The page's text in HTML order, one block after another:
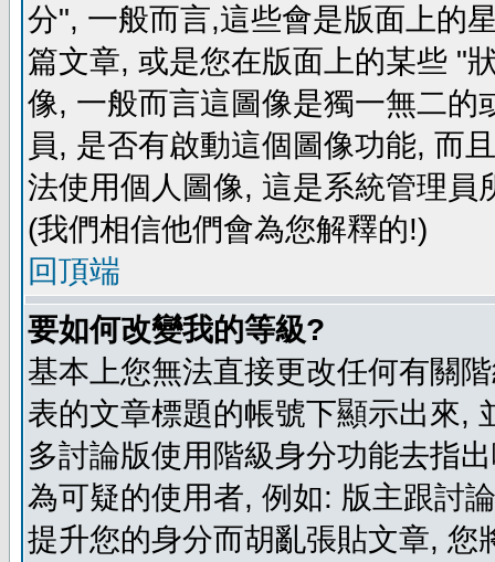
分", 一般而言,這些會是版面上的
篇文章, 或是您在版面上的某些 "
像, 一般而言這圖像是獨一無二
員, 是否有啟動這個圖像功能, 而
法使用個人圖像, 這是系統管理
(我們相信他們會為您解釋的!)
回頂端
要如何改變我的等級?
基本上您無法直接更改任何有關
表的文章標題的帳號下顯示出來,
多討論版使用階級身分功能去指
為可疑的使用者, 例如: 版主跟討
提升您的身分而胡亂張貼文章,